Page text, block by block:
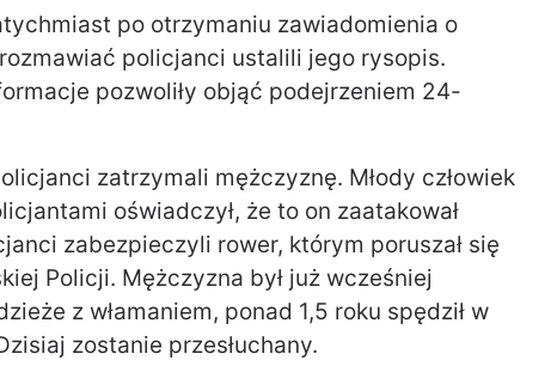
po otrzymaniu zawiadomienia o
policjanci ustalili jego rysopis.
pozwoliły objąć podejrzeniem 24-
zatrzymali mężczyznę. Młody człowiek
oświadczył, że to on zaatakował
zabezpieczyli rower, którym poruszał się
Policji. Mężczyzna był już wcześniej
z włamaniem, ponad 1,5 roku spędził w
zostanie przesłuchany.